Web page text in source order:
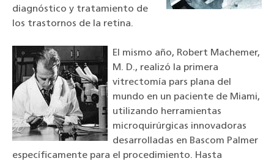
diagnóstico y tratamiento de
los trastornos de la retina.
El mismo año, Robert Machemer,
M. D., realizó la primera
vitrectomía pars plana del
mundo en un paciente de Miami,
utilizando herramientas
microquirúrgicas innovadoras
desarrolladas en Bascom Palmer
específicamente para el procedimiento. Hasta